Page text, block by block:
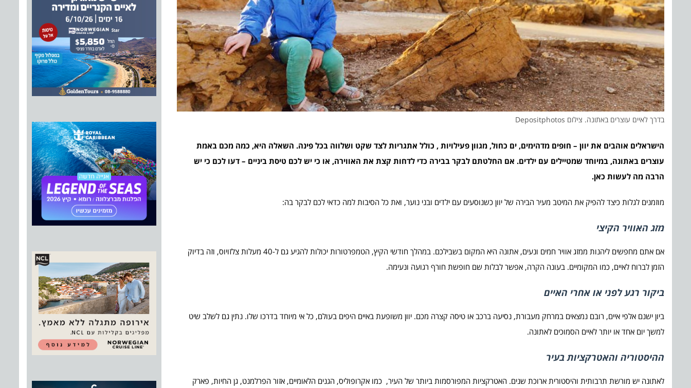
בדרך לאיים עוצרים באתונה. צילום Depositphotos
הישראלים אוהבים את יוון – חופים מדהימים, ים כחול, מגוון פעילויות , כולל אתגריות לצד שקט ושלווה בכל פינה. השאלה היא, כמה מכם באמת
עוצרים באתונה, במיוחד שמטיילים עם ילדים. אם החלטתם לבקר בבירה כדי לדחות קצת את האווירה, או כי יש לכם טיסת ביניים – דעו לכם כי יש
הרבה מה לעשות כאן.
מוזמנים לגלות כיצד להפיק את המיטב מעיר הבירה של יוון כשנוסעים עם ילדים ובני נוער, ואת כל הסיבות למה כדאי לכם לבקר בה:
מזג האוויר הקיצי
אם אתם מחפשים ליהנות ממזג אוויר חמים ונעים, אתונה היא המקום בשבילכם. במהלך חודשי הקיץ, הטמפרטורות יכולות להגיע גם ל-40 מעלות צלזויוס, וזה בדיוק
הזמן לברוח לאיים, כמו המקומיים. בעונה הקרה, אפשר לבלות שם חופשת חורף רגועה ונעימה.
ביקור רגע לפני או אחרי האיים
ביון ישנם אלפי איים, רובם נמצאים במרחק מעבורת, נסיעה ברכב או טיסה קצרה מכם. יוון משופעת באיים היפים בעולם, כל אי מיוחד בדרכו שלו. נתין גם לשלב שיט
למשך יום אחד או יותר לאיים הסמוכים לאתונה.
ההיסטוריה והאטרקציות בעיר
לאתונה יש מורשת תרבותית והיסטורית ארוכת שנים. האטרקציות המפורסמות ביותר של העיר, כמו אקרופוליס, הגנים הלאומיים, אזור הפרלמנט, גן החיות, פארק